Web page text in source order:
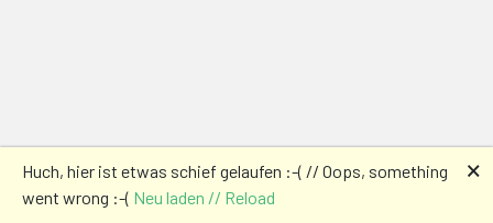
Huch, hier ist etwas schief gelaufen :-( // Oops, something
went wrong :-( Neu laden // Reload
🗙